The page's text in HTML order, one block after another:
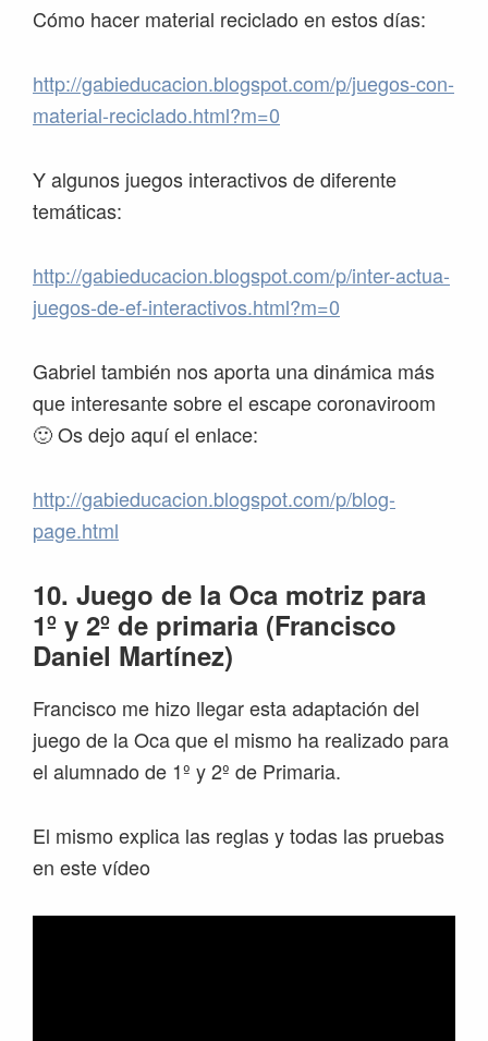
Cómo hacer material reciclado en estos días:
http://gabieducacion.blogspot.com/p/juegos-con-
material-reciclado.html?m=0
Y algunos juegos interactivos de diferente
temáticas:
http://gabieducacion.blogspot.com/p/inter-actua-
juegos-de-ef-interactivos.html?m=0
Gabriel también nos aporta una dinámica más
que interesante sobre el escape coronaviroom
🙂 Os dejo aquí el enlace:
http://gabieducacion.blogspot.com/p/blog-
page.html
10. Juego de la Oca motriz para
1º y 2º de primaria (Francisco
Daniel Martínez)
Francisco me hizo llegar esta adaptación del
juego de la Oca que el mismo ha realizado para
el alumnado de 1º y 2º de Primaria.
El mismo explica las reglas y todas las pruebas
en este vídeo